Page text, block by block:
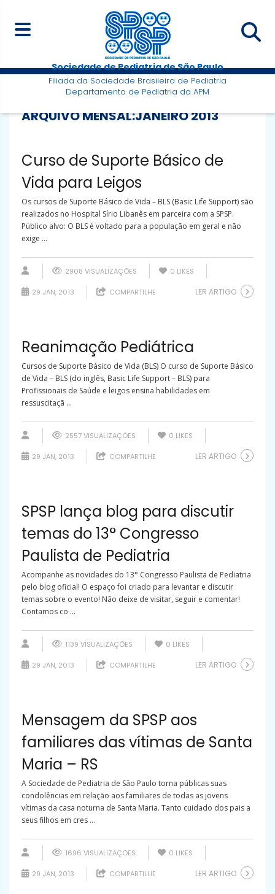
Sociedade de Pediatria de São Paulo
Filiada da Sociedade Brasileira de Pediatria
Departamento de Pediatria da APM
ARQUIVO MENSAL:JANEIRO 2013
Curso de Suporte Básico de
Vida para Leigos
Os cursos de Suporte Básico de Vida – BLS (Basic Life Support) são
realizados no Hospital Sírio Libanês em parceira com a SPSP.
Público alvo: O BLS é voltado para a população em geral e não
exige ...
2908 VISUALIZAÇÕES 0 LIKES
29 JAN, 2013 COMPARTILHE LER ARTIGO
Reanimação Pediátrica
Cursos de Suporte Básico de Vida (BLS) O curso de Suporte Básico
de Vida – BLS (do inglês, Basic Life Support – BLS) para
Profissionais de Saúde e leigos ensina habilidades em
ressuscitaçã ...
2557 VISUALIZAÇÕES 0 LIKES
29 JAN, 2013 COMPARTILHE LER ARTIGO
SPSP lança blog para discutir
temas do 13° Congresso
Paulista de Pediatria
Acompanhe as novidades do 13° Congresso Paulista de Pediatria
pelo blog oficial! O espaço foi criado para levantar e discutir
temas sobre o evento! Não deixe de visitar, seguir e comentar!
Contamos co ...
1139 VISUALIZAÇÕES 0 LIKES
29 JAN, 2013 COMPARTILHE LER ARTIGO
Mensagem da SPSP aos
familiares das vítimas de Santa
Maria – RS
A Sociedade de Pediatria de São Paulo torna públicas suas
condolências em relação aos familiares de todas as jovens
vítimas da casa noturna de Santa Maria. Tanto cuidado dos pais a
seus filhos em cres ...
1696 VISUALIZAÇÕES 0 LIKES
29 JAN, 2013 COMPARTILHE LER ARTIGO